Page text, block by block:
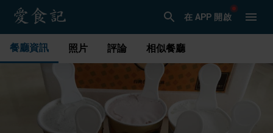
在 APP 開啟
餐廳資訊 照片 評論 相似餐廳